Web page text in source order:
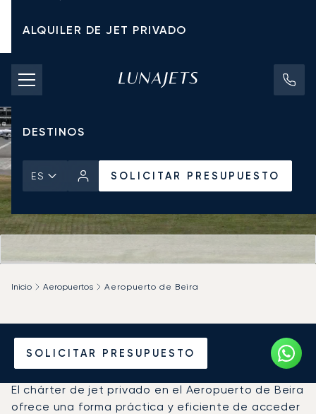
ALQUILER DE JET PRIVADO
TARIFAS DE CHÁRTER
JETS PRIVADOS
DESTINOS
ES SOLICITAR PRESUPUESTO
SOLICITAR PRESUPUESTO
Inicio Aeropuertos Aeropuerto de Beira
Vuele en Jet Privado al
Aeropuerto de Beira (BEW)
El chárter de jet privado en el Aeropuerto de Beira
ofrece una forma práctica y eficiente de acceder